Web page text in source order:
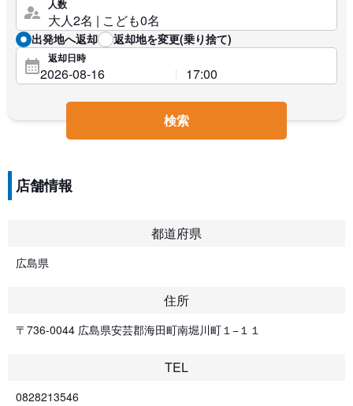
人数
出発地へ返却 返却地を変更(乗り捨て)
返却日時
検索
店舗情報
都道府県
広島県
住所
〒736-0044 広島県安芸郡海田町南堀川町１−１１
TEL
0828213546